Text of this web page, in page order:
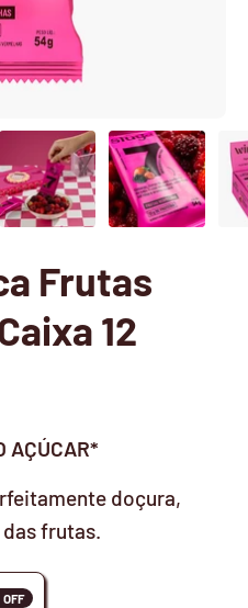
Frutas
12
AÇÚCAR*
doçura,
frutas.